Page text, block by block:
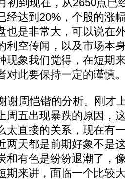
初到现在，从2650点已
经达到20%，个股的涨
也是非常大，可以说在
利空传闻，以及市场本
现象我们觉得，在短期
对此要保持一定的谨慎
周恺锴的分析。刚才
周五出现暴跌的原因，
太直接的关系，现在有
两天都是前期好象不是
和有色是纷纷退潮了，
期来讲，面临一个比较